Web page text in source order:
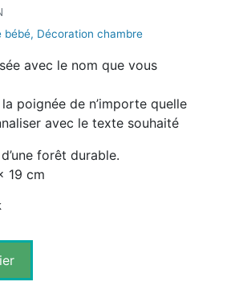
bébé, Décoration chambre
avec le nom que vous
poignée de n’importe quelle
avec le texte souhaité
forêt durable.
19 cm